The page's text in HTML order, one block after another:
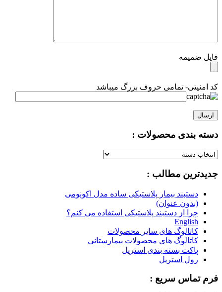
فایل ضمیمه
کد امنیتی- تمامی حروف بزرگ میباشد
دسته بندی محصولات :
دسته
محصولات
جدیدترین مطالب :
دستبند بیمار پلاستیکی ساده مدل اکونومی
(بدون عنوان)
چرا از دستبند پلاستیکی استفاده می کنم؟
English
کاتالوگ های سایر محصولات
کاتالوگ های محصولات بیمارستانی
پاکت بسته بندی استریل
رول استریل
فرم تماس سریع :